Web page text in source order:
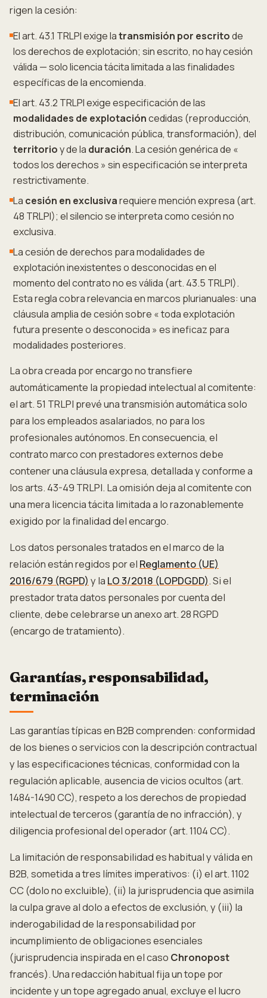
rigen la cesión:
El art. 43.1 TRLPI exige latransmisión por escritode
los derechos de explotación; sin escrito, no hay cesión
válida — solo licencia tácita limitada a las finalidades
específicas de la encomienda.
El art. 43.2 TRLPI exige especificación de las
modalidades de explotacióncedidas (reproducción,
distribución, comunicación pública, transformación), del
territorioy de la duración. La cesión genérica de «
todos los derechos » sin especificación se interpreta
restrictivamente.
La cesión en exclusivarequiere mención expresa (art.
48 TRLPI); el silencio se interpreta como cesión no
exclusiva.
La cesión de derechos para modalidades de
explotación inexistentes o desconocidas en el
momento del contrato no es válida (art. 43.5 TRLPI).
Esta regla cobra relevancia en marcos plurianuales: una
cláusula amplia de cesión sobre « toda explotación
futura presente o desconocida » es ineficaz para
modalidades posteriores.
La obra creada por encargo no transfiere
automáticamente la propiedad intelectual al comitente:
el art. 51 TRLPI prevé una transmisión automática solo
para los empleados asalariados, no para los
profesionales autónomos. En consecuencia, el
contrato marco con prestadores externos debe
contener una cláusula expresa, detallada y conforme a
los arts. 43-49 TRLPI. La omisión deja al comitente con
una mera licencia tácita limitada a lo razonablemente
exigido por la finalidad del encargo.
Los datos personales tratados en el marco de la
relación están regidos por el Reglamento (UE)
2016/679 (RGPD) y la LO 3/2018 (LOPDGDD). Si el
prestador trata datos personales por cuenta del
cliente, debe celebrarse un anexo art. 28 RGPD
(encargo de tratamiento).
Garantías, responsabilidad,
terminación
Las garantías típicas en B2B comprenden: conformidad
de los bienes o servicios con la descripción contractual
y las especificaciones técnicas, conformidad con la
regulación aplicable, ausencia de vicios ocultos (art.
1484-1490 CC), respeto a los derechos de propiedad
intelectual de terceros (garantía de no infracción), y
diligencia profesional del operador (art. 1104 CC).
La limitación de responsabilidad es habitual y válida en
B2B, sometida a tres límites imperativos: (i) el art. 1102
CC (dolo no excluible), (ii) la jurisprudencia que asimila
la culpa grave al dolo a efectos de exclusión, y (iii) la
inderogabilidad de la responsabilidad por
incumplimiento de obligaciones esenciales
(jurisprudencia inspirada en el caso Chronopost
francés). Una redacción habitual fija un tope por
incidente y un tope agregado anual, excluye el lucro